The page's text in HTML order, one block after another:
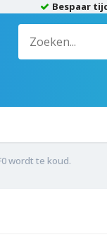
Bespaar
wordt te koud.